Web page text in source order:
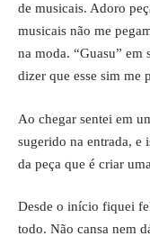
de musicais. Adoro
musicais não me
na moda. “Guasu” em
dizer que esse sim me
Ao chegar sentei em
sugerido na entrada, e
da peça que é criar
Desde o início fiquei
todo. Não cansa nem